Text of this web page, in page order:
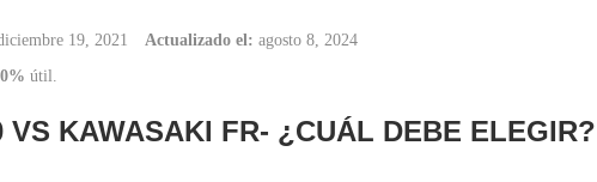
19, 2021 Actualizado el: agosto 8, 2024
útil.
VS KAWASAKI FR- ¿CUÁL DEBE ELEGIR?